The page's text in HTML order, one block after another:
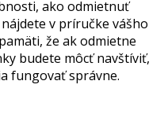
ako odmietnuť
v príručke vášho
že ak odmietne
budete môcť navštíviť,
fungovať správne.